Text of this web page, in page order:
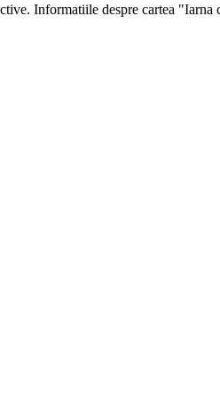
Informatiile despre cartea